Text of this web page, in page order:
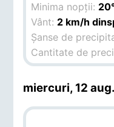
Minima nopții:
Vânt: 2 km/h
Șanse de
Cantitate de
miercuri, 12 aug.